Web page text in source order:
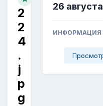
2
2
4
.
j
p
g
26
ИНФОРМАЦИЯ